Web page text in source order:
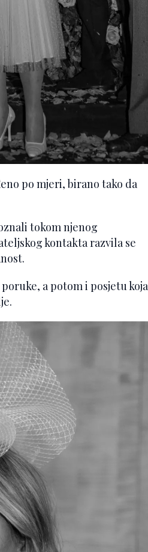
po mjeri, birano tako da
tokom njenog
kontakta razvila se
a potom i posjetu koja